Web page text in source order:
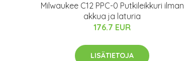
Milwaukee C12 PPC-0 Putkileikkuri ilman
akkua ja laturia
176.7 EUR
LISÄTIETOJA